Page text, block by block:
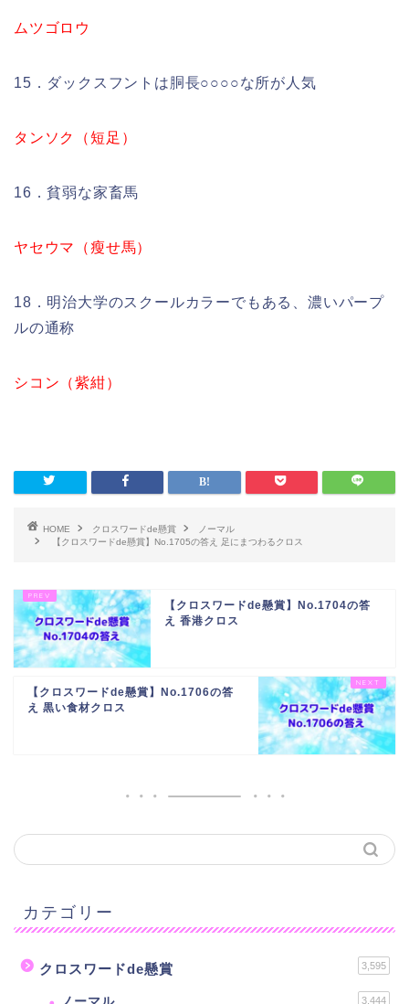
ムツゴロウ
15．ダックスフントは胴長○○○○な所が人気
タンソク（短足）
16．貧弱な家畜馬
ヤセウマ（瘦せ馬）
18．明治大学のスクールカラーでもある、濃いパープ
ルの通称
シコン（紫紺）
HOME クロスワードde懸賞
ノーマル
【クロスワードde懸賞】No.1705の答え 足にまつわるクロス
【クロスワードde懸賞】No.1704の答
え 香港クロス
【クロスワードde懸賞】No.1706の答
え 黒い食材クロス
カテゴリー
クロスワードde懸賞 3,595
3,444